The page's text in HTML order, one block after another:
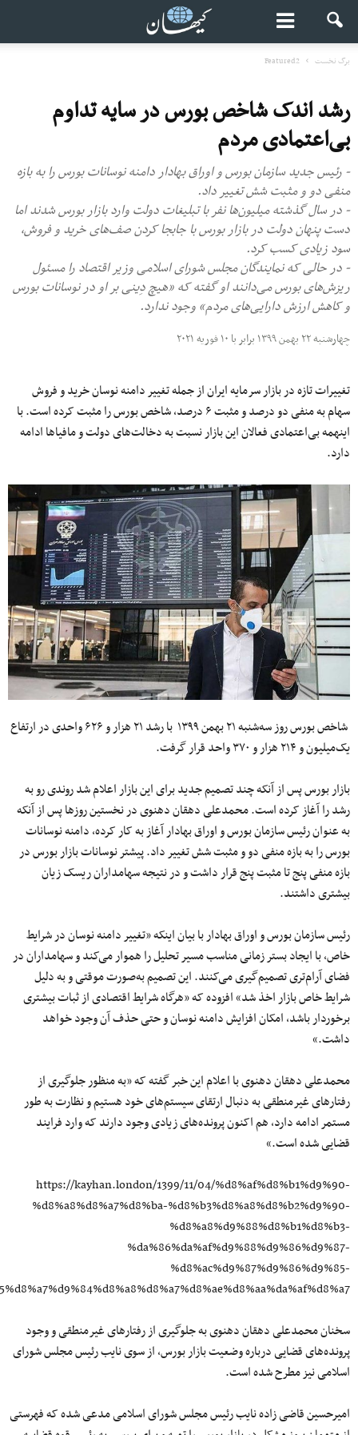
برگ نخست Featured2
رشد اندک شاخص بورس در سایه تداوم
بی‌اعتمادی مردم
- رئیس جدید سازمان بورس و اوراق بهادار دامنه نوسانات بورس را به بازه
منفی دو و مثبت شش تغییر داد.
- در سال گذشته میلیون‌ها نفر با تبلیغات دولت وارد بازار بورس شدند اما
دست پنهان دولت در بازار بورس با جابجا کردن صف‌های خرید و فروش،
سود زیادی کسب کرد.
- در حالی که نمایندگان مجلس شورای اسلامی وزیر اقتصاد را مسئول
ریزش‌های بورس می‌دانند او گفته که «هیچ دِینی بر او در نوسانات بورس
و کاهش ارزش دارایی‌های مردم» وجود ندارد.
چهارشنبه ۲۲ بهمن ۱۳۹۹ برابر با ۱۰ فوریه ۲۰۲۱
تغییرات تازه در بازار سرمایه ایران از جمله تغییر دامنه نوسان خرید و فروش
سهام به منفی دو درصد و مثبت ۶ درصد، شاخص‌ بورس را مثبت کرده است. با
اینهمه بی‌اعتمادی فعالان این بازار نسبت به دخالت‌های دولت و مافیاها ادامه
دارد.
شاخص بورس روز سه‌شنبه ۲۱ بهمن ۱۳۹۹ با رشد ۲۱ هزار و ۶۲۶ واحدی در ارتفاع
یک‌میلیون و ۲۱۴ هزار و ۳۷۰ واحد قرار گرفت.
بازار بورس پس از آنکه چند تصمیم جدید برای این بازار اعلام شد روندی رو به
رشد را آغاز کرده است. محمدعلی دهقان دهنوی در نخستین روزها پس از آنکه
به عنوان رئیس سازمان بورس و اوراق بهادار آغاز به کار کرده، دامنه نوسانات
بورس را به بازه منفی دو و مثبت شش تغییر داد. پیشتر نوسانات بازار بورس در
بازه منفی پنج تا مثبت پنج قرار داشت و در نتیجه سهامداران ریسک زیان
بیشتری داشتند.
رئیس سازمان بورس و اوراق بهادار با بیان اینکه «تغییر دامنه نوسان در شرایط
خاص، با ایجاد بستر زمانی مناسب مسیر تحلیل را هموار می‌کند و سهامداران در
فضای آرام‌تری تصمیم‌گیری می‌کنند. این تصمیم به‌صورت موقتی و به دلیل
شرایط خاص بازار اخذ شد» افزوده که «هرگاه شرایط اقتصادی از ثبات بیشتری
برخوردار باشد، امکان افزایش دامنه نوسان و حتی حذف آن وجود خواهد
داشت.»
محمدعلی دهقان دهنوی با اعلام این خبر گفته که «به منظور جلوگیری از
رفتارهای غیرمنطقی به دنبال ارتقای سیستم‌های خود هستیم و نظارت به طور
مستمر ادامه دارد، هم اکنون پرونده‌های زیادی وجود دارند که وارد فرایند
قضایی شده است.»
https://kayhan.london/1399/11/04/%d8%af%d8%b1%d9%90-
%d8%a8%d8%a7%d8%ba-%d8%b3%d8%a8%d8%b2%d9%90-
%d8%a8%d9%88%d8%b1%d8%b3-
%da%86%da%af%d9%88%d9%86%d9%87-
%d8%ac%d9%87%d9%86%d9%85-
سخنان محمدعلی دهقان دهنوی به جلوگیری از رفتارهای غیرمنطقی و وجود
پرونده‌های قضایی درباره وضعیت بازار بورس، از سوی نایب رئیس مجلس شورای
اسلامی نیز مطرح شده است.
امیرحسین قاضی زاده نایب رئیس مجلس شورای اسلامی مدعی شده که فهرستی